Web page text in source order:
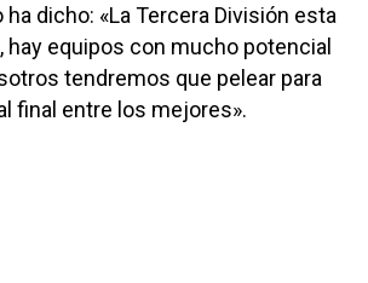
ha dicho: «La Tercera División esta
hay equipos con mucho potencial
tendremos que pelear para
final entre los mejores».